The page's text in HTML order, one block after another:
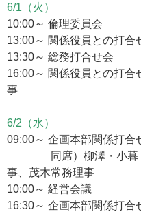
6/1（火）
10:00～ 倫理委員会
13:00～ 関係役員との打
13:30～ 総務打合せ会
16:00～ 関係役員との打
事
6/2（水）
09:00～ 企画本部関係打
同席）柳澤・小暮・
事、茂木常務理事
10:00～ 経営会議
16:30～ 企画本部関係打